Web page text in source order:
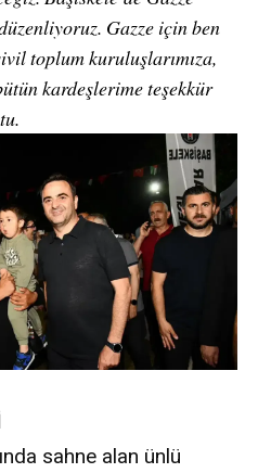
Gazze için ben
toplum kuruluşlarımıza,
kardeşlerime teşekkür
sahne alan ünlü